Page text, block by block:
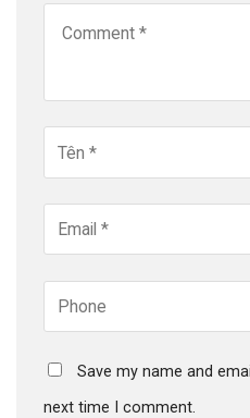
Save my name and
next time I comment.